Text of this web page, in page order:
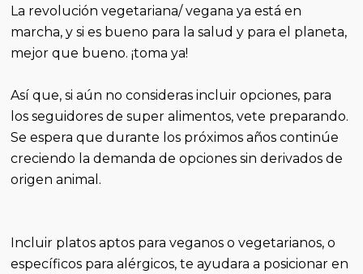
La revolución vegetariana/ vegana ya está en
marcha, y si es bueno para la salud y para el planeta,
mejor que bueno. ¡toma ya!
Así que, si aún no consideras incluir opciones, para
los seguidores de super alimentos, vete preparando.
Se espera que durante los próximos años continúe
creciendo la demanda de opciones sin derivados de
origen animal.
Incluir platos aptos para veganos o vegetarianos, o
específicos para alérgicos, te ayudara a posicionar en